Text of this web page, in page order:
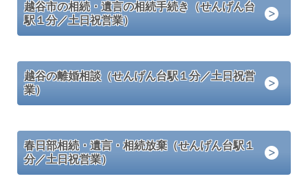
越谷市の相続・遺言の相続手続き（せんげん台
駅１分／土日祝営業）
越谷の離婚相談（せんげん台駅１分／土日祝営
業）
春日部相続・遺言・相続放棄（せんげん台駅１
分／土日祝営業）